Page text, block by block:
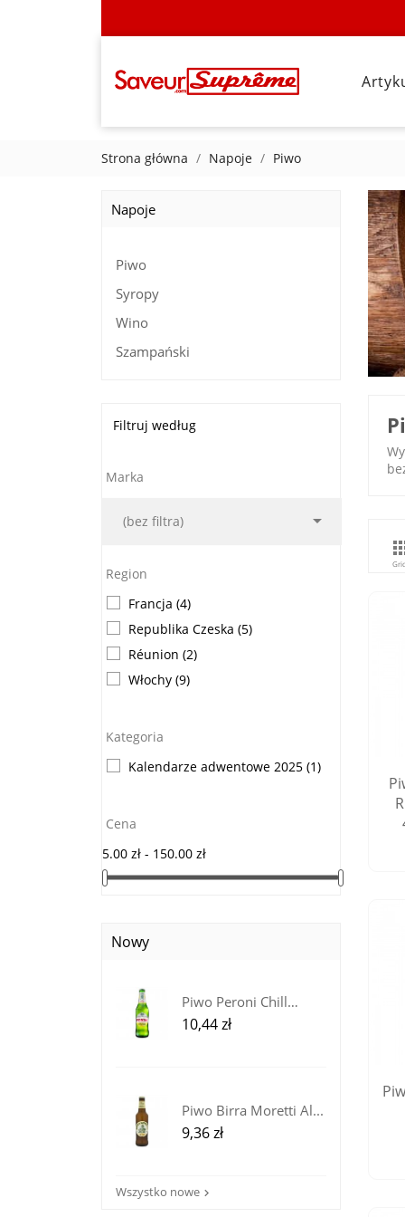
Strona główna Napoje Piwo
Napoje
Piwo
Syropy
Wino
Szampański
Filtruj według
Marka
(bez filtra) 
Region
Francja (4)
Republika Czeska (5)
Réunion (2)
Włochy (9)
Kategoria
Kalendarze adwentowe 2025 (1)
Cena
5.00 zł - 150.00 zł
Nowy
Piwo Peroni Chill
Lemon z...
Cena
10,44 zł
Piwo Birra Moretti Al...
Cena
9,36 zł
Wszystko nowe 